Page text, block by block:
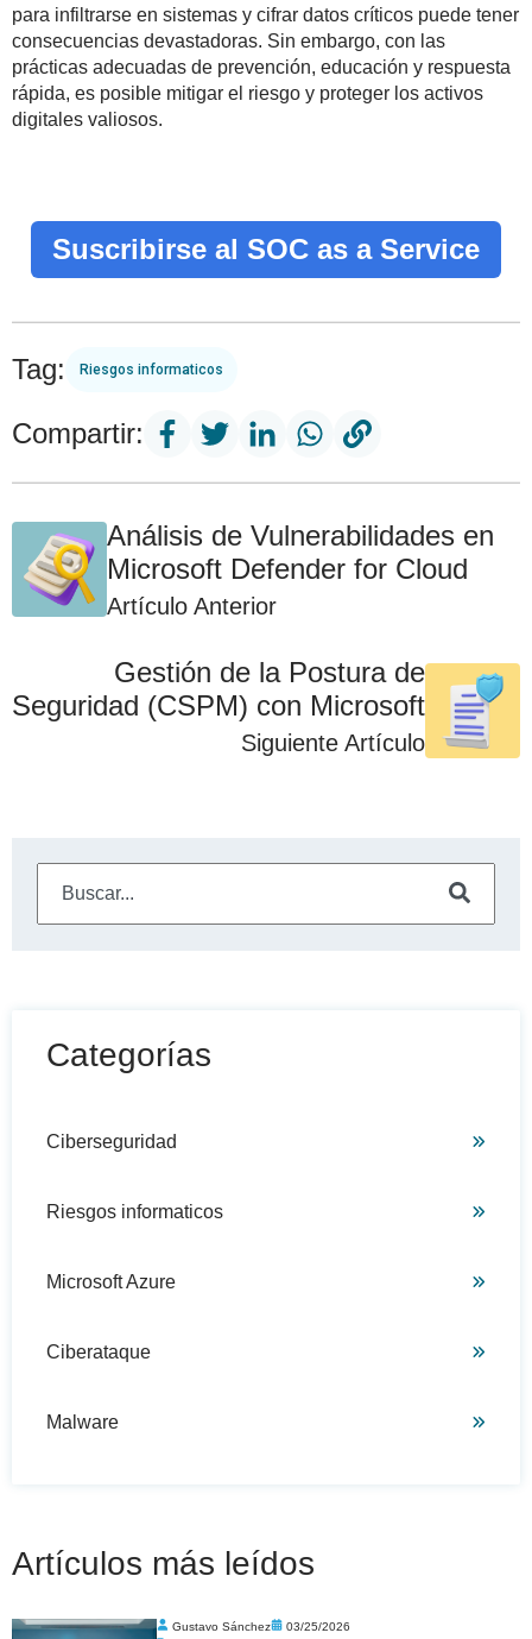
para infiltrarse en sistemas y cifrar datos críticos puede tener
consecuencias devastadoras. Sin embargo, con las
prácticas adecuadas de prevención, educación y respuesta
rápida, es posible mitigar el riesgo y proteger los activos
digitales valiosos.
Suscribirse al SOC as a Service
Tag: Riesgos informaticos
Compartir:
Análisis de Vulnerabilidades en
Microsoft Defender for Cloud
Artículo Anterior
Gestión de la Postura de
Seguridad (CSPM) con Microsoft
Siguiente Artículo
Categorías
Ciberseguridad
Riesgos informaticos
Microsoft Azure
Ciberataque
Malware
Artículos más leídos
Gustavo Sánchez
03/25/2026